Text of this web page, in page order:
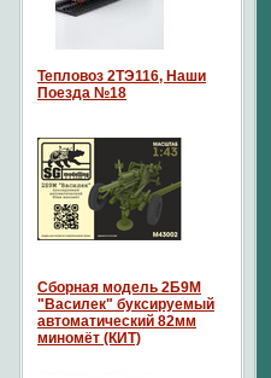
Тепловоз 2ТЭ116, Наши
Поезда №18
Сборная модель 2Б9М
"Василек" буксируемый
автоматический 82мм
миномёт (КИТ)